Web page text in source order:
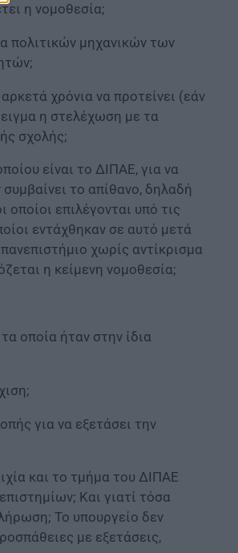
η νομοθεσία;
πολιτικών μηχανικών των
χρόνια να προτείνει (εάν
η στελέχωση με τα
σχολής;
είναι το ΔΙΠΑΕ, για να
το απίθανο, δηλαδή
επιλέγονται υπό τις
εντάχθηκαν σε αυτό μετά
χωρίς αντίκρισμα
η κείμενη νομοθεσία;
οποία ήταν στην ίδια
για να εξετάσει την
και το τμήμα του ΔΙΠΑΕ
Και γιατί τόσα
Το υπουργείο δεν
με εξετάσεις,